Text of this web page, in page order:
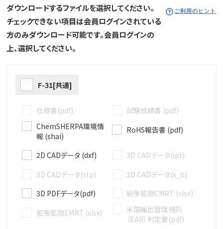
ダウンロードするファイルを選択してください。
チェックできない項目は会員ログインされている
方のみダウンロード可能です。会員ログインの
上、選択してください。
ご利用のヒント
F-31[共通]
仕様書(pdf)
試験成績書 (pdf)
ChemSHERPA環境情
報 (shai)
RoHS報告書 (pdf)
2D CADデータ (dxf)
3D CADデータ(ipt)
3D CADデータ(stp)
3D CADデータ(x_b)
3D PDFデータ(pdf)
紛争鉱物CMRT (xlsx)
拡張鉱物EMRT（xlsx）
米国輸出管理規則
（EAR）判定書(pdf)